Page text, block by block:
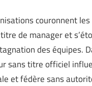
couronnent
de manager et
des équipes.
sans titre officiel
et fédère sans